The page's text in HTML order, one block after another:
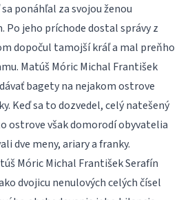
ponáhľal za svojou ženou
Po jeho príchode dostal správy z
dopočul tamojší kráľ a mal preňho
Matúš Móric Michal František
bagety na nejakom ostrove
Keď sa to dozvedel, celý natešený
ostrove však domorodí obyvatelia
dve meny, ariary a franky.
Móric Michal František Serafín
dvojicu nenulových celých čísel